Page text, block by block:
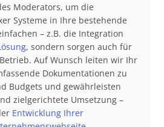
Moderators, um die
Systeme in Ihre bestehende
– z.B. die Integration
, sondern sorgen auch für
Auf Wunsch leiten wir Ihr
Dokumentationen zu
Budgets und gewährleisten
zielgerichtete Umsetzung –
Entwicklung Ihrer